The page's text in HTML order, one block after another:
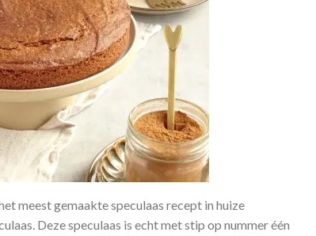
meest gemaakte speculaas recept in huize
Deze speculaas is echt met stip op nummer één